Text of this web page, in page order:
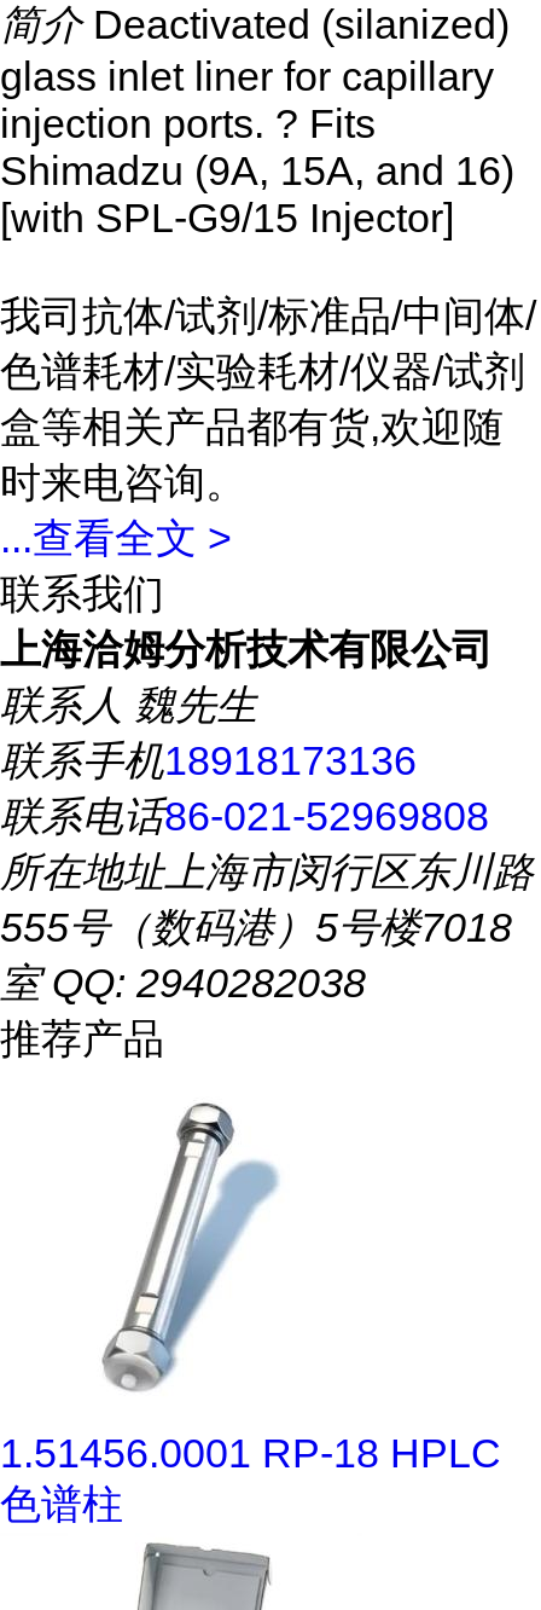
简介 Deactivated (silanized)
glass inlet liner for capillary
injection ports. ? Fits
Shimadzu (9A, 15A, and 16)
[with SPL-G9/15 Injector]
我司抗体/试剂/标准品/中间体/
色谱耗材/实验耗材/仪器/试剂
盒等相关产品都有货,欢迎随
时来电咨询。
...查看全文 >
联系我们
上海洽姆分析技术有限公司
联系人 魏先生
联系手机18918173136
联系电话86-021-52969808
所在地址上海市闵行区东川路
555号（数码港）5号楼7018
室 QQ: 2940282038
推荐产品
1.51456.0001 RP-18 HPLC
色谱柱